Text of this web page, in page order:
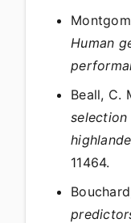
Human
Beall, C.
selection
11464.